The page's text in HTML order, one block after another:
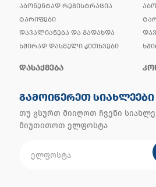
ᲐᲑᲝᲜᲔᲜᲢᲐᲓ ᲠᲔᲒᲘᲡᲢᲠᲐᲪᲘᲐ
ᲢᲐᲠᲘᲤᲔᲑᲘ
ᲓᲐᲕᲐᲚᲘᲐᲜᲔᲑᲐ ᲓᲐ ᲒᲐᲓᲐᲮᲓᲐ
ᲮᲨᲘᲠᲐᲓ ᲓᲐᲡᲛᲣᲚᲘ ᲙᲘᲗᲮᲕᲔᲑᲘ
ᲓᲐᲡᲐᲥᲛᲔᲑᲐ
ᲒᲐᲛᲝᲘᲬᲔᲠᲔᲗ ᲡᲘᲐᲮᲚᲔᲔᲑᲘ
თუ გსურთ მიიღოთ ჩვენი
მიუთითოთ ელფოსტა